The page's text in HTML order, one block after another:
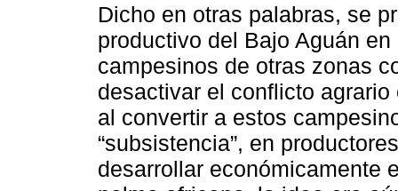
Dicho en otras palabras, se
productivo del Bajo Aguán
campesinos de otras zonas
desactivar el conflicto
al convertir a estos
“subsistencia”, en
desarrollar económicamente